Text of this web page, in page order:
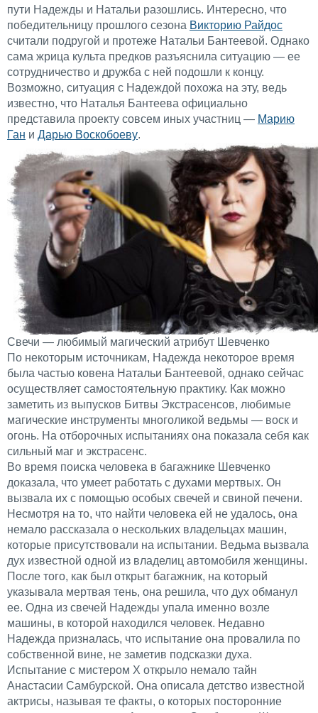
пути Надежды и Натальи разошлись. Интересно, что
победительницу прошлого сезона Викторию Райдос
считали подругой и протеже Натальи Бантеевой. Однако
сама жрица культа предков разъяснила ситуацию — ее
сотрудничество и дружба с ней подошли к концу.
Возможно, ситуация с Надеждой похожа на эту, ведь
известно, что Наталья Бантеева официально
представила проекту совсем иных участниц — Марию
Ган и Дарью Воскобоеву.
Свечи — любимый магический атрибут Шевченко
По некоторым источникам, Надежда некоторое время
была частью ковена Натальи Бантеевой, однако сейчас
осуществляет самостоятельную практику. Как можно
заметить из выпусков Битвы Экстрасенсов, любимые
магические инструменты многоликой ведьмы — воск и
огонь. На отборочных испытаниях она показала себя как
сильный маг и экстрасенс.
Во время поиска человека в багажнике Шевченко
доказала, что умеет работать с духами мертвых. Он
вызвала их с помощью особых свечей и свиной печени.
Несмотря на то, что найти человека ей не удалось, она
немало рассказала о нескольких владельцах машин,
которые присутствовали на испытании. Ведьма вызвала
дух известной одной из владелиц автомобиля женщины.
После того, как был открыт багажник, на который
указывала мертвая тень, она решила, что дух обманул
ее. Одна из свечей Надежды упала именно возле
машины, в которой находился человек. Недавно
Надежда призналась, что испытание она провалила по
собственной вине, не заметив подсказки духа.
Испытание с мистером Х открыло немало тайн
Анастасии Самбурской. Она описала детство известной
актрисы, называя те факты, о которых посторонние